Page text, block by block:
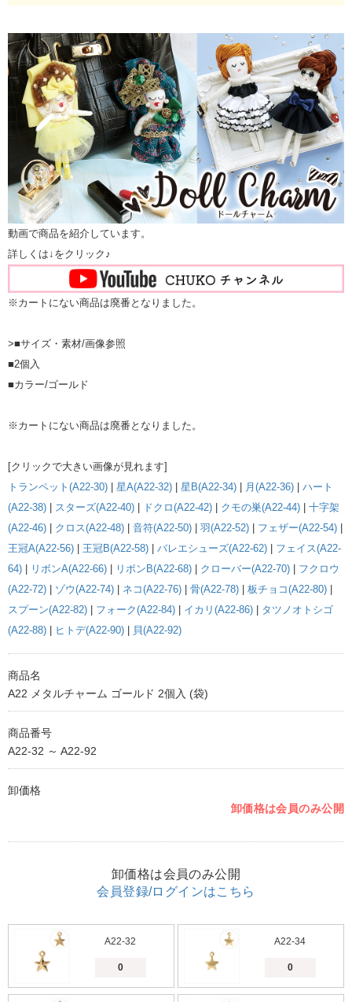
動画で商品を紹介しています。
詳しくは↓をクリック♪
※カートにない商品は廃番となりました。
>■サイズ・素材/画像参照
■2個入
■カラー/ゴールド
※カートにない商品は廃番となりました。
[クリックで大きい画像が見れます]
トランペット(A22-30)
星A(A22-32) 星B(A22-34) 月(A22-36)
ハート
(A22-38)
スターズ(A22-40) ドクロ(A22-42) クモの巣(A22-44)
十字架
(A22-46)
クロス(A22-48) 音符(A22-50) 羽(A22-52) フェザー(A22-54)
王冠A(A22-56)
王冠B(A22-58) バレエシューズ(A22-62)
フェイス(A22-
64)
リボンA(A22-66) リボンB(A22-68) クローバー(A22-70)
フクロウ
(A22-72)
ゾウ(A22-74) ネコ(A22-76) 骨(A22-78) 板チョコ(A22-80)
スプーン(A22-82)
フォーク(A22-84) イカリ(A22-86)
タツノオトシゴ
(A22-88)
ヒトデ(A22-90) 貝(A22-92)
商品名
A22 メタルチャーム ゴールド 2個入 (袋)
商品番号
A22-32 ～ A22-92
卸価格
卸価格は会員のみ公開
卸価格は会員のみ公開
会員登録/ログインはこちら
A22-32 A22-34